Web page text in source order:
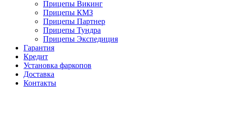
Прицепы Викинг
Прицепы КМЗ
Прицепы Партнер
Прицепы Тундра
Прицепы Экспедиция
Гарантия
Кредит
Установка фаркопов
Доставка
Контакты